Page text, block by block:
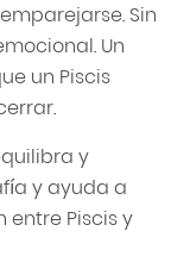
Sin
Un
un Piscis
y
y ayuda a
entre Piscis y